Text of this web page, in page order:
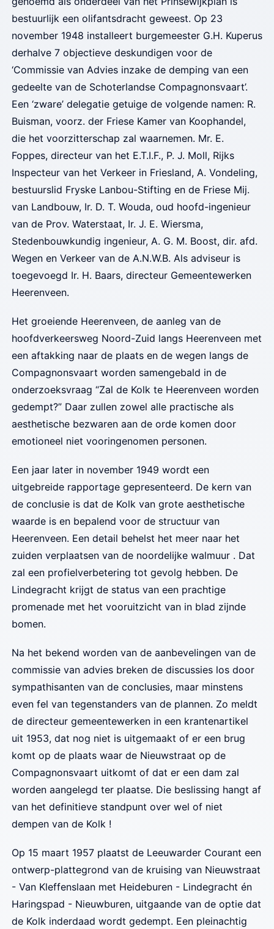
bestuurlijk een olifantsdracht geweest. Op 23
november 1948 installeert burgemeester G.H. Kuperus
derhalve 7 objectieve deskundigen voor de
‘Commissie van Advies inzake de demping van een
gedeelte van de Schoterlandse Compagnonsvaart’.
Een ‘zware’ delegatie getuige de volgende namen: R.
Buisman, voorz. der Friese Kamer van Koophandel,
die het voorzitterschap zal waarnemen. Mr. E.
Foppes, directeur van het E.T.I.F., P. J. Moll, Rijks
Inspecteur van het Verkeer in Friesland, A. Vondeling,
bestuurslid Fryske Lanbou-Stifting en de Friese Mij.
van Landbouw, Ir. D. T. Wouda, oud hoofd-ingenieur
van de Prov. Waterstaat, Ir. J. E. Wiersma,
Stedenbouwkundig ingenieur, A. G. M. Boost, dir. afd.
Wegen en Verkeer van de A.N.W.B. Als adviseur is
toegevoegd Ir. H. Baars, directeur Gemeentewerken
Heerenveen.
Het groeiende Heerenveen, de aanleg van de
hoofdverkeersweg Noord-Zuid langs Heerenveen met
een aftakking naar de plaats en de wegen langs de
Compagnonsvaart worden samengebald in de
onderzoeksvraag “Zal de Kolk te Heerenveen worden
gedempt?” Daar zullen zowel alle practische als
aesthetische bezwaren aan de orde komen door
emotioneel niet vooringenomen personen.
Een jaar later in november 1949 wordt een
uitgebreide rapportage gepresenteerd. De kern van
de conclusie is dat de Kolk van grote aesthetische
waarde is en bepalend voor de structuur van
Heerenveen. Een detail behelst het meer naar het
zuiden verplaatsen van de noordelijke walmuur . Dat
zal een profielverbetering tot gevolg hebben. De
Lindegracht krijgt de status van een prachtige
promenade met het vooruitzicht van in blad zijnde
bomen.
Na het bekend worden van de aanbevelingen van de
commissie van advies breken de discussies los door
sympathisanten van de conclusies, maar minstens
even fel van tegenstanders van de plannen. Zo meldt
de directeur gemeentewerken in een krantenartikel
uit 1953, dat nog niet is uitgemaakt of er een brug
komt op de plaats waar de Nieuwstraat op de
Compagnonsvaart uitkomt of dat er een dam zal
worden aangelegd ter plaatse. Die beslissing hangt af
van het definitieve standpunt over wel of niet
dempen van de Kolk !
Op 15 maart 1957 plaatst de Leeuwarder Courant een
ontwerp-plattegrond van de kruising van Nieuwstraat
- Van Kleffenslaan met Heideburen - Lindegracht én
Haringspad - Nieuwburen, uitgaande van de optie dat
de Kolk inderdaad wordt gedempt. Een pleinachtig